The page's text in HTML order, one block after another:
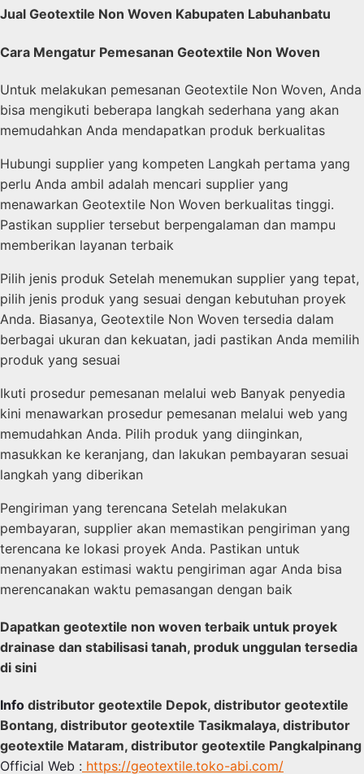
Jual Geotextile Non Woven Kabupaten Labuhanbatu
Cara Mengatur Pemesanan Geotextile Non Woven
Untuk melakukan pemesanan Geotextile Non Woven, Anda
bisa mengikuti beberapa langkah sederhana yang akan
memudahkan Anda mendapatkan produk berkualitas
Hubungi supplier yang kompeten Langkah pertama yang
perlu Anda ambil adalah mencari supplier yang
menawarkan Geotextile Non Woven berkualitas tinggi.
Pastikan supplier tersebut berpengalaman dan mampu
memberikan layanan terbaik
Pilih jenis produk Setelah menemukan supplier yang tepat,
pilih jenis produk yang sesuai dengan kebutuhan proyek
Anda. Biasanya, Geotextile Non Woven tersedia dalam
berbagai ukuran dan kekuatan, jadi pastikan Anda memilih
produk yang sesuai
Ikuti prosedur pemesanan melalui web Banyak penyedia
kini menawarkan prosedur pemesanan melalui web yang
memudahkan Anda. Pilih produk yang diinginkan,
masukkan ke keranjang, dan lakukan pembayaran sesuai
langkah yang diberikan
Pengiriman yang terencana Setelah melakukan
pembayaran, supplier akan memastikan pengiriman yang
terencana ke lokasi proyek Anda. Pastikan untuk
menanyakan estimasi waktu pengiriman agar Anda bisa
merencanakan waktu pemasangan dengan baik
Dapatkan geotextile non woven terbaik untuk proyek
drainase dan stabilisasi tanah, produk unggulan tersedia
di sini
Info distributor geotextile Depok, distributor geotextile
Bontang, distributor geotextile Tasikmalaya, distributor
geotextile Mataram, distributor geotextile Pangkalpinang
Official Web : https://geotextile.toko-abi.com/